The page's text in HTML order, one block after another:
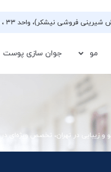
مو جوان سازی پوست
زیبایی در تهران، تخصص ویژه‌ای